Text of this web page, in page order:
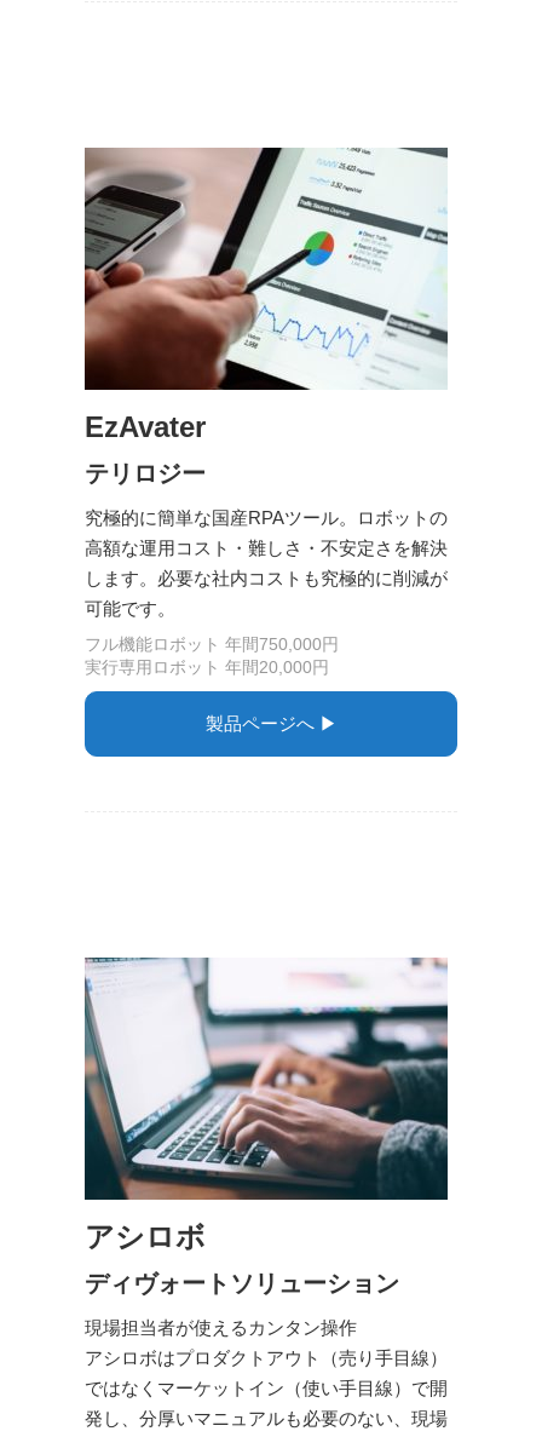
EzAvater
テリロジー
究極的に簡単な国産RPAツール。ロボットの
高額な運用コスト・難しさ・不安定さを解決
します。必要な社内コストも究極的に削減が
可能です。
フル機能ロボット 年間750,000円
実行専用ロボット 年間20,000円
製品ページへ ▶︎
アシロボ
ディヴォートソリューション
現場担当者が使えるカンタン操作
アシロボはプロダクトアウト（売り手目線）
ではなくマーケットイン（使い手目線）で開
発し、分厚いマニュアルも必要のない、現場